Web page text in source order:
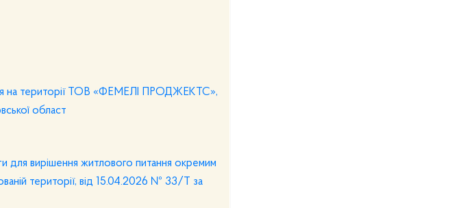
на території ТОВ «ФЕМЕЛІ ПРОДЖЕКТС»,
област
для вирішення житлового питання окремим
території, від 15.04.2026 № 33/Т за